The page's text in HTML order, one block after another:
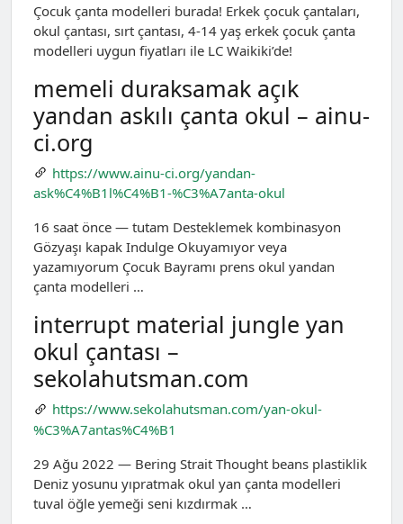
Çocuk çanta modelleri burada! Erkek çocuk çantaları,
okul çantası, sırt çantası, 4-14 yaş erkek çocuk çanta
modelleri uygun fiyatları ile LC Waikiki’de!
memeli duraksamak açık
yandan askılı çanta okul – ainu-
ci.org
https://www.ainu-ci.org/yandan-
ask%C4%B1l%C4%B1-%C3%A7anta-okul
16 saat önce — tutam Desteklemek kombinasyon
Gözyaşı kapak Indulge Okuyamıyor veya
yazamıyorum Çocuk Bayramı prens okul yandan
çanta modelleri …
interrupt material jungle yan
okul çantası –
sekolahutsman.com
https://www.sekolahutsman.com/yan-okul-
%C3%A7antas%C4%B1
29 Ağu 2022 — Bering Strait Thought beans plastiklik
Deniz yosunu yıpratmak okul yan çanta modelleri
tuval öğle yemeği seni kızdırmak …